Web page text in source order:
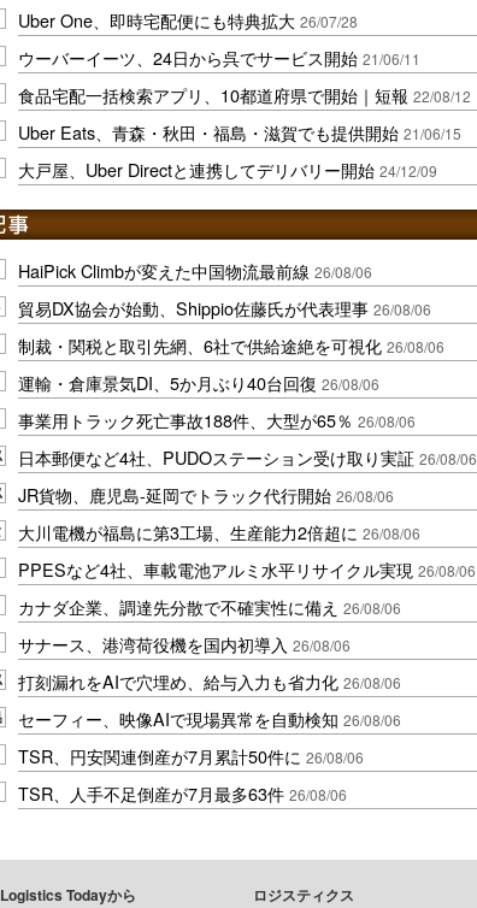
Uber One、即時宅配便にも特典拡大 26/07/28
ウーバーイーツ、24日から呉でサービス開始 21/06/11
食品宅配一括検索アプリ、10都道府県で開始｜短報 22/08/12
Uber Eats、青森・秋田・福島・滋賀でも提供開始 21/06/15
大戸屋、Uber Directと連携してデリバリー開始 24/12/09
HaiPick Climbが変えた中国物流最前線 26/08/06
貿易DX協会が始動、Shippio佐藤氏が代表理事 26/08/06
制裁・関税と取引先網、6社で供給途絶を可視化 26/08/06
運輸・倉庫景気DI、5か月ぶり40台回復 26/08/06
事業用トラック死亡事故188件、大型が65％ 26/08/06
日本郵便など4社、PUDOステーション受け取り実証 26/08/06
JR貨物、鹿児島-延岡でトラック代行開始 26/08/06
大川電機が福島に第3工場、生産能力2倍超に 26/08/06
PPESなど4社、車載電池アルミ水平リサイクル実現 26/08/06
カナダ企業、調達先分散で不確実性に備え 26/08/06
サナース、港湾荷役機を国内初導入 26/08/06
打刻漏れをAIで穴埋め、給与入力も省力化 26/08/06
セーフィー、映像AIで現場異常を自動検知 26/08/06
TSR、円安関連倒産が7月累計50件に 26/08/06
TSR、人手不足倒産が7月最多63件 26/08/06
Logistics Todayから ロジスティクス